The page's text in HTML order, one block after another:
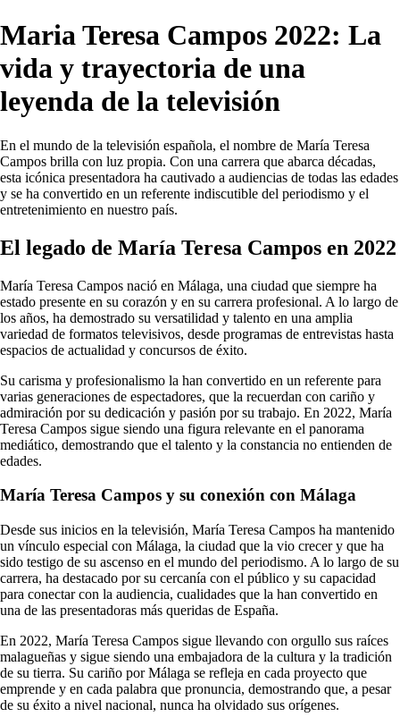
Maria Teresa Campos 2022: La
vida y trayectoria de una
leyenda de la televisión
En el mundo de la televisión española, el nombre de María Teresa
Campos brilla con luz propia. Con una carrera que abarca décadas,
esta icónica presentadora ha cautivado a audiencias de todas las edades
y se ha convertido en un referente indiscutible del periodismo y el
entretenimiento en nuestro país.
El legado de María Teresa Campos en 2022
María Teresa Campos nació en Málaga, una ciudad que siempre ha
estado presente en su corazón y en su carrera profesional. A lo largo de
los años, ha demostrado su versatilidad y talento en una amplia
variedad de formatos televisivos, desde programas de entrevistas hasta
espacios de actualidad y concursos de éxito.
Su carisma y profesionalismo la han convertido en un referente para
varias generaciones de espectadores, que la recuerdan con cariño y
admiración por su dedicación y pasión por su trabajo. En 2022, María
Teresa Campos sigue siendo una figura relevante en el panorama
mediático, demostrando que el talento y la constancia no entienden de
edades.
María Teresa Campos y su conexión con Málaga
Desde sus inicios en la televisión, María Teresa Campos ha mantenido
un vínculo especial con Málaga, la ciudad que la vio crecer y que ha
sido testigo de su ascenso en el mundo del periodismo. A lo largo de su
carrera, ha destacado por su cercanía con el público y su capacidad
para conectar con la audiencia, cualidades que la han convertido en
una de las presentadoras más queridas de España.
En 2022, María Teresa Campos sigue llevando con orgullo sus raíces
malagueñas y sigue siendo una embajadora de la cultura y la tradición
de su tierra. Su cariño por Málaga se refleja en cada proyecto que
emprende y en cada palabra que pronuncia, demostrando que, a pesar
de su éxito a nivel nacional, nunca ha olvidado sus orígenes.